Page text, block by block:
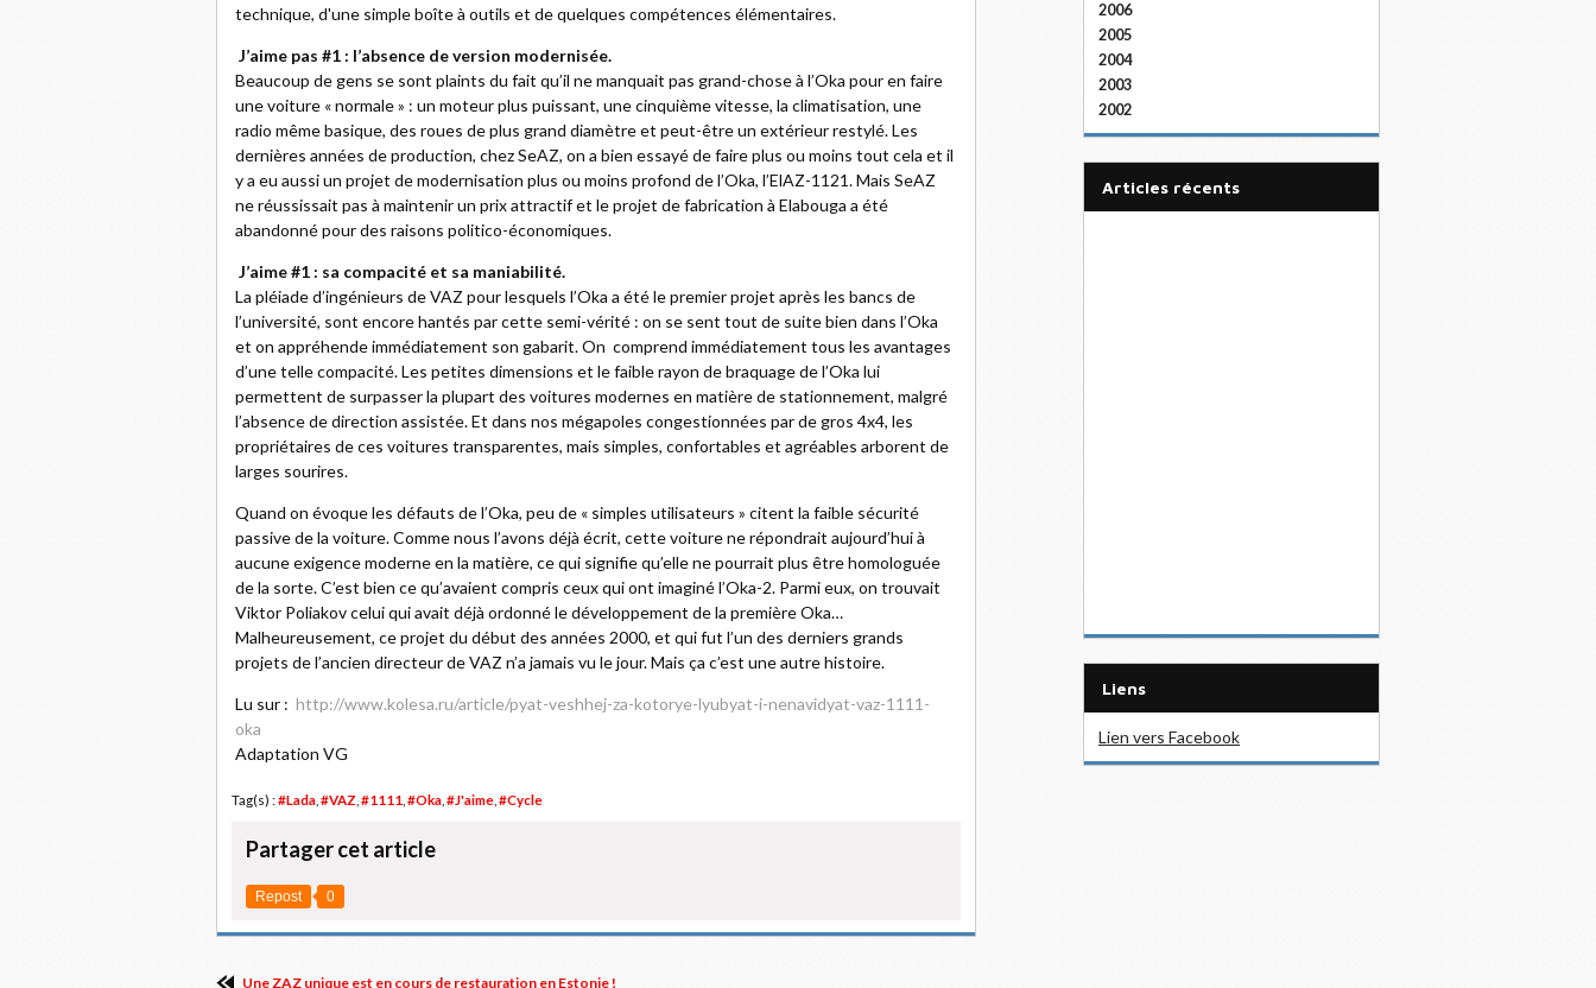
technique, d'une simple boîte à outils et de quelques compétences élémentaires.
J’aime pas #1 : l’absence de version modernisée.
Beaucoup de gens se sont plaints du fait qu’il ne manquait pas grand-chose à l’Oka pour en faire
une voiture « normale » : un moteur plus puissant, une cinquième vitesse, la climatisation, une
radio même basique, des roues de plus grand diamètre et peut-être un extérieur restylé. Les
dernières années de production, chez SeAZ, on a bien essayé de faire plus ou moins tout cela et il
y a eu aussi un projet de modernisation plus ou moins profond de l’Oka, l’ElAZ-1121. Mais SeAZ
ne réussissait pas à maintenir un prix attractif et le projet de fabrication à Elabouga a été
abandonné pour des raisons politico-économiques.
J’aime #1 : sa compacité et sa maniabilité.
La pléiade d’ingénieurs de VAZ pour lesquels l’Oka a été le premier projet après les bancs de
l’université, sont encore hantés par cette semi-vérité : on se sent tout de suite bien dans l’Oka
et on appréhende immédiatement son gabarit. On comprend immédiatement tous les avantages
d’une telle compacité. Les petites dimensions et le faible rayon de braquage de l’Oka lui
permettent de surpasser la plupart des voitures modernes en matière de stationnement, malgré
l’absence de direction assistée. Et dans nos mégapoles congestionnées par de gros 4x4, les
propriétaires de ces voitures transparentes, mais simples, confortables et agréables arborent de
larges sourires.
Quand on évoque les défauts de l’Oka, peu de « simples utilisateurs » citent la faible sécurité
passive de la voiture. Comme nous l’avons déjà écrit, cette voiture ne répondrait aujourd’hui à
aucune exigence moderne en la matière, ce qui signifie qu’elle ne pourrait plus être homologuée
de la sorte. C’est bien ce qu’avaient compris ceux qui ont imaginé l’Oka-2. Parmi eux, on trouvait
Viktor Poliakov celui qui avait déjà ordonné le développement de la première Oka…
Malheureusement, ce projet du début des années 2000, et qui fut l’un des derniers grands
projets de l’ancien directeur de VAZ n’a jamais vu le jour. Mais ça c’est une autre histoire.
Lu sur : http://www.kolesa.ru/article/pyat-veshhej-za-kotorye-lyubyat-i-nenavidyat-vaz-1111-
oka
Adaptation VG
Tag(s) : #Lada #VAZ #1111 #Oka #J'aime #Cycle
Partager cet article
Repost 0
Une ZAZ unique est en cours de restauration en Estonie !
2006
2005
2004
2003
2002
articles récents
Liens
Lien vers Facebook